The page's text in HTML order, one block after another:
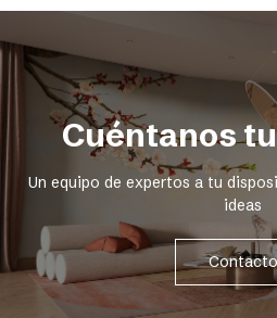
Cuéntanos
Un equipo de expertos a tu
ideas
Contacto